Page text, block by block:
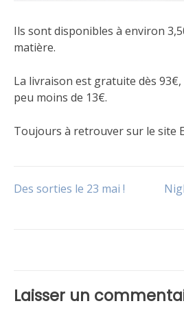
Ils sont disponibles à environ
matière.
La livraison est gratuite dès
peu moins de 13€.
Toujours à retrouver sur le site
Le
Navigation
Des sorties le 23 mai !
Laisser un